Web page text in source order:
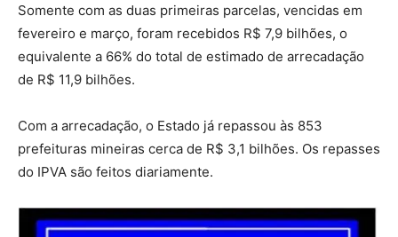
Somente com as duas primeiras parcelas, vencidas em
fevereiro e março, foram recebidos R$ 7,9 bilhões, o
equivalente a 66% do total de estimado de arrecadação
de R$ 11,9 bilhões.
Com a arrecadação, o Estado já repassou às 853
prefeituras mineiras cerca de R$ 3,1 bilhões. Os repasses
do IPVA são feitos diariamente.